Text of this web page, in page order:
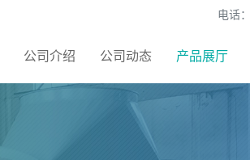
电话：
公司介绍 公司动态 产品展厅